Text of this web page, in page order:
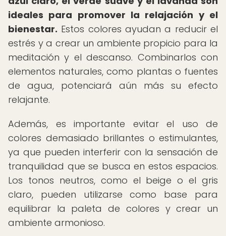
ideales para promover la relajación y el
bienestar. Estos colores ayudan a reducir el
estrés y a crear un ambiente propicio para la
meditación y el descanso. Combinarlos con
elementos naturales, como plantas o fuentes
de agua, potenciará aún más su efecto
relajante.
Además, es importante evitar el uso de
colores demasiado brillantes o estimulantes,
ya que pueden interferir con la sensación de
tranquilidad que se busca en estos espacios.
Los tonos neutros, como el beige o el gris
claro, pueden utilizarse como base para
equilibrar la paleta de colores y crear un
ambiente armonioso.